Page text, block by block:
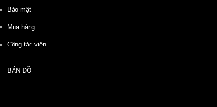
Bảo mật
Mua hàng
Cộng tác viên
BẢN ĐỒ